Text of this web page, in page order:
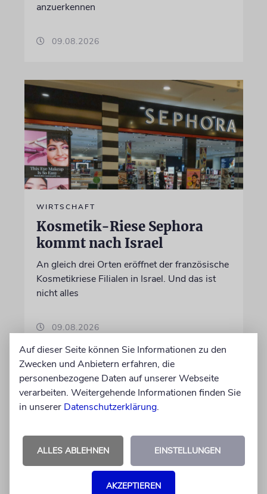
anzuerkennen
09.08.2026
WIRTSCHAFT
Kosmetik-Riese Sephora
kommt nach Israel
An gleich drei Orten eröffnet der französische
Kosmetikriese Filialen in Israel. Und das ist
nicht alles
09.08.2026
Auf dieser Seite können Sie Informationen zu den
Zwecken und Anbietern erfahren, die
personenbezogene Daten auf unserer Webseite
verarbeiten. Weitergehende Informationen finden Sie
in unserer Datenschutzerklärung.
ALLES ABLEHNEN EINSTELLUNGEN
AKZEPTIEREN